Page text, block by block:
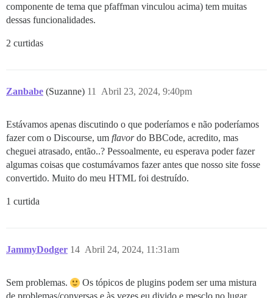
componente de tema que pfaffman vinculou acima) tem muitas
dessas funcionalidades.
2 curtidas
Zanbabe (Suzanne) Abril 23, 2024, 9:40pm
11
Estávamos apenas discutindo o que poderíamos e não poderíamos
fazer com o Discourse, um flavordo BBCode, acredito, mas
cheguei atrasado, então..? Pessoalmente, eu esperava poder fazer
algumas coisas que costumávamos fazer antes que nosso site fosse
convertido. Muito do meu HTML foi destruído.
1 curtida
JammyDodger Abril 24, 2024, 11:31am
14
Sem problemas.
Os tópicos de plugins podem ser uma mistura
de problemas/conversas e às vezes eu divido e mesclo no lugar